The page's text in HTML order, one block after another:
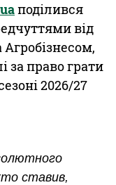
поділився
від
за право грати
2026/27
ставив,